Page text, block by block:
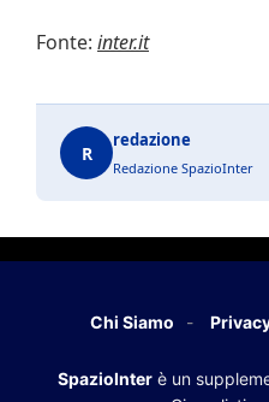
Fonte: inter.it
R
redazione
Redazione SpazioInter
Chi Siamo
SpazioInter è un